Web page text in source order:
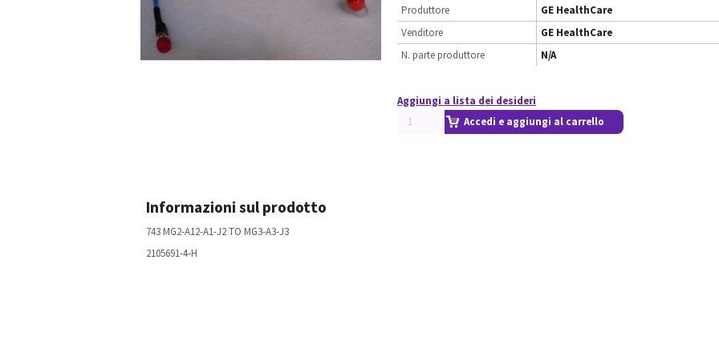
Produttore
GE HealthCare
Venditore
GE HealthCare
N. parte produttore
N/A
Aggiungi a lista dei desideri
Accedi e aggiungi al carrello
Informazioni sul prodotto
743 MG2-A12-A1-J2 TO MG3-A3-J3
2105691-4-H